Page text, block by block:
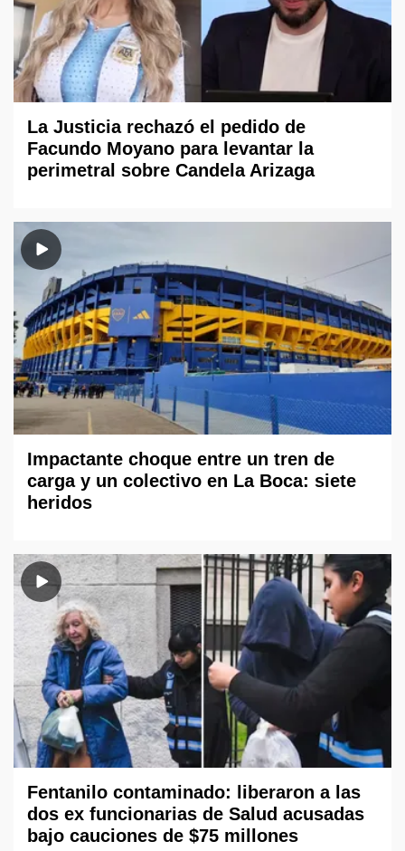
La Justicia rechazó el pedido de
Facundo Moyano para levantar la
perimetral sobre Candela Arizaga
Impactante choque entre un tren de
carga y un colectivo en La Boca: siete
heridos
Fentanilo contaminado: liberaron a las
dos ex funcionarias de Salud acusadas
bajo cauciones de $75 millones